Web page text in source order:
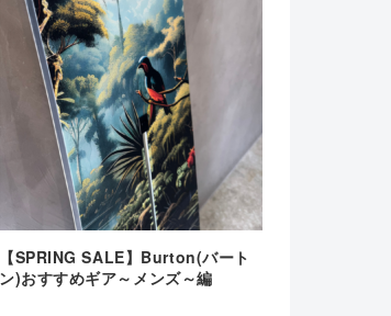
【SPRING SALE】Burton(バート
ン)おすすめギア～メンズ～編